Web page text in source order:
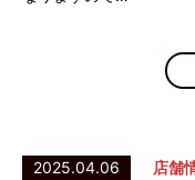
2025.04.06 店舗